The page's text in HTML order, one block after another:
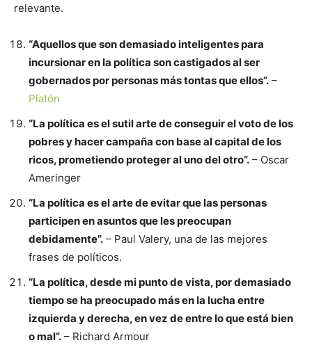
relevante.
“Aquellos que son demasiado inteligentes para
incursionar en la política son castigados al ser
gobernados por personas más tontas que ellos”. –
Platón
“La política es el sutil arte de conseguir el voto de los
pobres y hacer campaña con base al capital de los
ricos, prometiendo proteger al uno del otro”. – Oscar
Ameringer
“La política es el arte de evitar que las personas
participen en asuntos que les preocupan
debidamente”. – Paul Valery, una de las mejores
frases de políticos.
“La política, desde mi punto de vista, por demasiado
tiempo se ha preocupado más en la lucha entre
izquierda y derecha, en vez de entre lo que está bien
o mal”. – Richard Armour